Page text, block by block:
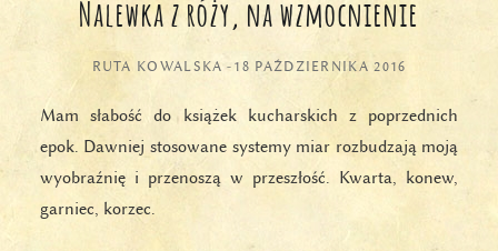
Nalewka z róży, na wzmocnienie
RUTA KOWALSKA -18 PAŹDZIERNIKA 2016
Mam słabość do książek kucharskich z poprzednich
epok. Dawniej stosowane systemy miar rozbudzają moją
wyobraźnię i przenoszą w przeszłość. Kwarta, konew,
garniec, korzec.